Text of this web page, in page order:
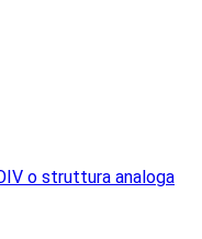
o struttura analoga